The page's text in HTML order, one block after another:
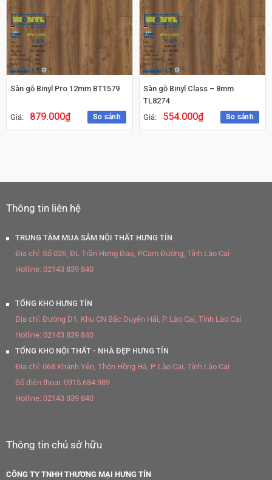
So sánh
Sàn gỗ Binyl Pro 12mm BT1579
Giá: 879.000₫ So sánh
Sàn gỗ Binyl Class – 8mm
TL8274
Giá:
554.000₫
Thông tin liên hệ
TRUNG TÂM MUA SẮM NỘI THẤT HƯNG TÍN
Địa chỉ: Số 026, ĐL Trần Hưng Đạo, P.Cam Đường, Tỉnh Lào Cai
Hotline: 02143 839 840
TỔNG KHO HƯNG TÍN
Địa chỉ: Đường D1, Khu CN Bắc Duyên Hải, P. Lào Cai, Tỉnh Lào Cai
Hotline: 02143 839 840
TỔNG KHO NỘI THẤT - NHÀ ĐẸP HƯNG TÍN
Địa chỉ: 068 Khánh Yên, Thôn Hồng Hà, P. Lào Cai, Tỉnh Lào Cai
Số điện thoại: 0915.684.989
Hotline: 02143 839 840
Thông tin chủ sở hữu
CÔNG TY TNHH THƯƠNG MẠI HƯNG TÍN